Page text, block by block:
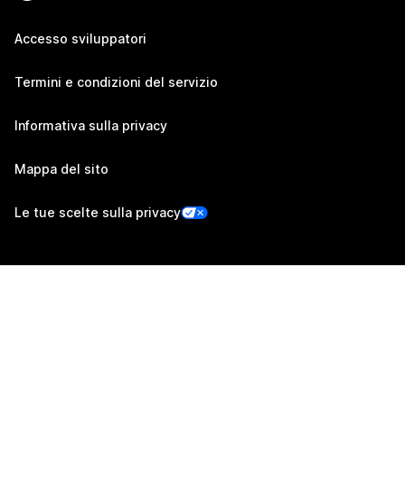
Accesso sviluppatori
Termini e condizioni del servizio
Informativa sulla privacy
Mappa del sito
Le tue scelte sulla privacy